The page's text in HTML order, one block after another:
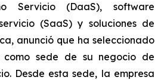
Servicio (DaaS), software
(SaaS) y soluciones de
anunció que ha seleccionado
sede de su negocio de
Desde esta sede, la empresa